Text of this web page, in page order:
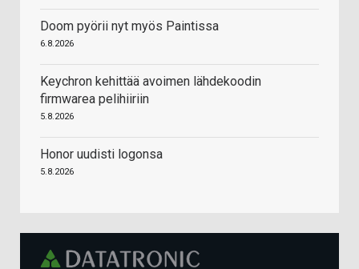
Doom pyörii nyt myös Paintissa
6.8.2026
Keychron kehittää avoimen lähdekoodin
firmwarea pelihiiriin
5.8.2026
Honor uudisti logonsa
5.8.2026